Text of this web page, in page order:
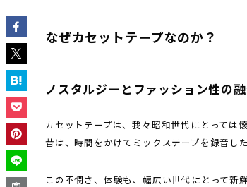
なぜカセットテープなのか？
ノスタルジーとファッション性の
カセットテープは、我々昭和世代にとっては
昔は、時間をかけてミックステープを録音し
この不憫さ、体験も、幅広い世代にとって新